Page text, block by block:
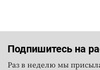
Подпишитесь на
Раз в неделю мы